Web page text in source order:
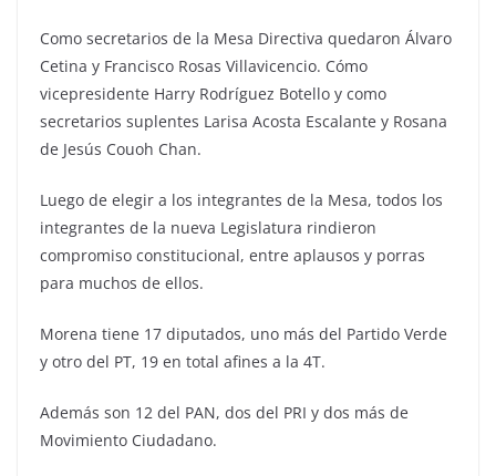
Como secretarios de la Mesa Directiva quedaron Álvaro
Cetina y Francisco Rosas Villavicencio. Cómo
vicepresidente Harry Rodríguez Botello y como
secretarios suplentes Larisa Acosta Escalante y Rosana
de Jesús Couoh Chan.
Luego de elegir a los integrantes de la Mesa, todos los
integrantes de la nueva Legislatura rindieron
compromiso constitucional, entre aplausos y porras
para muchos de ellos.
Morena tiene 17 diputados, uno más del Partido Verde
y otro del PT, 19 en total afines a la 4T.
Además son 12 del PAN, dos del PRI y dos más de
Movimiento Ciudadano.